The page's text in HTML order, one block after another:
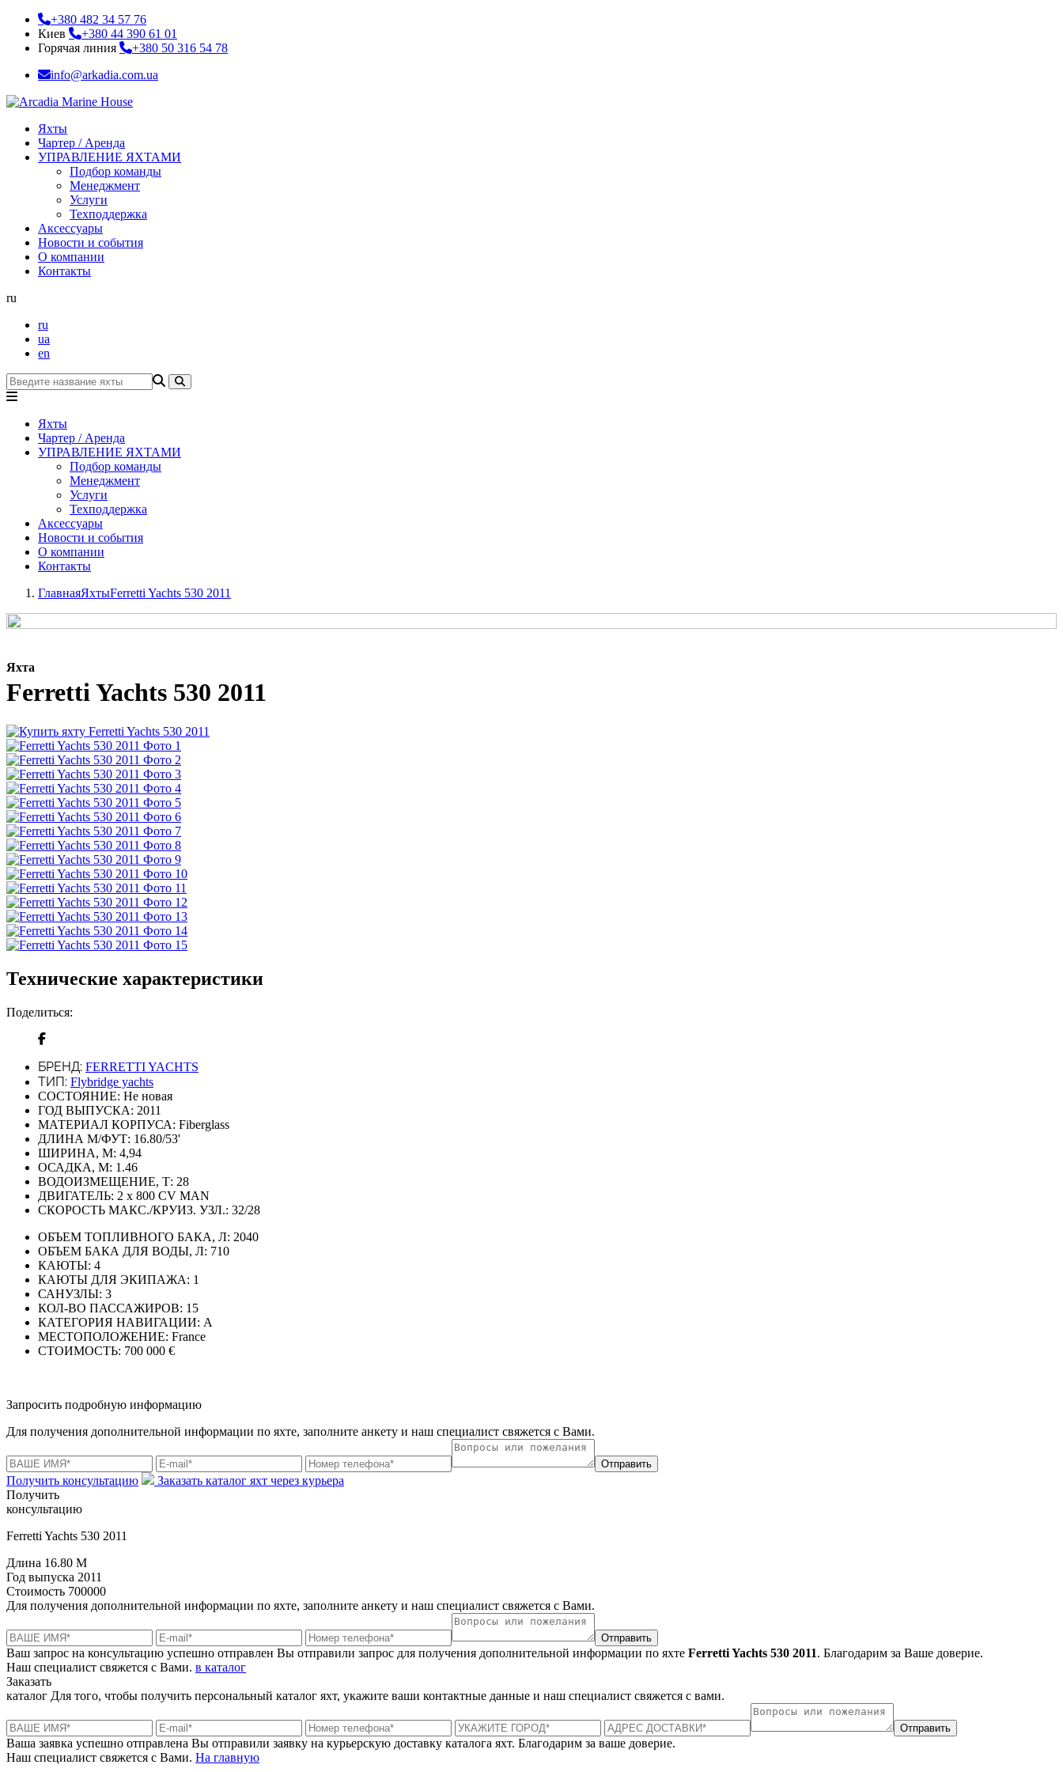
+380 482 34 57 76
Киев
+380 44 390 61 01
Горячая линия
+380 50 316 54 78
info@arkadia.com.ua
Яхты
Чартер / Аренда
УПРАВЛЕНИЕ ЯХТАМИ
Подбор команды
Менеджмент
Услуги
Техподдержка
Аксессуары
Новости и события
О компании
Контакты
ru
ru
ua
en
Яхты
Чартер / Аренда
УПРАВЛЕНИЕ ЯХТАМИ
Подбор команды
Менеджмент
Услуги
Техподдержка
Аксессуары
Новости и события
О компании
Контакты
ГлавнаяЯхтыFerretti Yachts 530 2011
Яхта
Ferretti Yachts 530 2011
Технические характеристики
Поделиться:
БРЕНД: FERRETTI YACHTS
ТИП: Flybridge yachts
СОСТОЯНИЕ: Не новая
ГОД ВЫПУСКА: 2011
МАТЕРИАЛ КОРПУСА: Fiberglass
ДЛИНА М/ФУТ: 16.80/53'
ШИРИНА, М: 4,94
ОСАДКА, М: 1.46
ВОДОИЗМЕЩЕНИЕ, Т: 28
ДВИГАТЕЛЬ: 2 x 800 CV MAN
СКОРОСТЬ МАКС./КРУИЗ. УЗЛ.: 32/28
ОБЪЕМ ТОПЛИВНОГО БАКА, Л: 2040
ОБЪЕМ БАКА ДЛЯ ВОДЫ, Л: 710
КАЮТЫ: 4
КАЮТЫ ДЛЯ ЭКИПАЖА: 1
САНУЗЛЫ: 3
КОЛ-ВО ПАССАЖИРОВ: 15
КАТЕГОРИЯ НАВИГАЦИИ: A
МЕСТОПОЛОЖЕНИЕ: France
СТОИМОСТЬ: 700 000 €
Запросить подробную информацию
Для получения дополнительной информации по яхте, заполните анкету и наш специалист свяжется с Вами.
Отправить
Получить консультацию
Заказать каталог яхт через курьера
Получить
консультацию
Ferretti Yachts 530 2011
Длина 16.80 M
Год выпуска 2011
Стоимость 700000
Для получения дополнительной информации по яхте, заполните анкету и наш специалист свяжется с Вами.
Отправить
Ваш запрос на консультацию успешно отправлен Вы отправили запрос для получения дополнительной информации по яхте Ferretti Yachts 530 2011. Благодарим за Ваше доверие.
Наш специалист свяжется с Вами. в каталог
Заказать
каталог Для того, чтобы получить персональный каталог яхт, укажите ваши контактные данные и наш специалист свяжется с вами.
Отправить
Ваша заявка успешно отправлена Вы отправили заявку на курьерскую доставку каталога яхт. Благодарим за ваше доверие.
Наш специалист свяжется с Вами. На главную